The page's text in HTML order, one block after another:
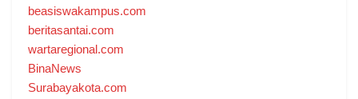
beasiswakampus.com
beritasantai.com
wartaregional.com
BinaNews
Surabayakota.com